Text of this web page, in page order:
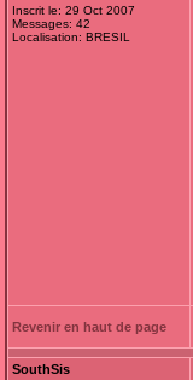
Inscrit le: 29 Oct 2007
Messages: 42
Localisation: BRESIL
Revenir en haut de page
SouthSis